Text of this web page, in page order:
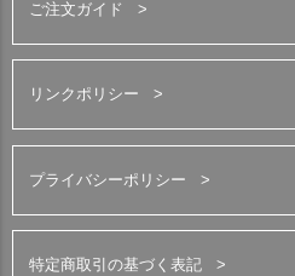
ご注文ガイド
リンクポリシー
プライバシーポリシー
特定商取引の基づく表記